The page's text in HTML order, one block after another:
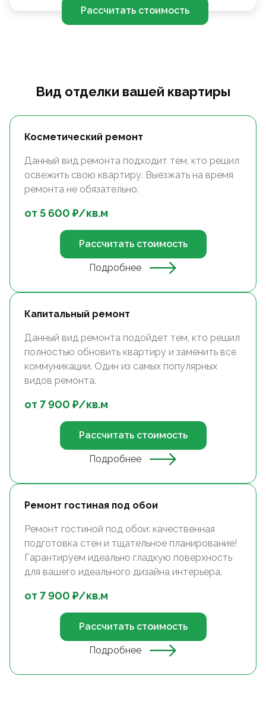
Рассчитать стоимость
Вид отделки вашей квартиры
Косметический ремонт
Данный вид ремонта подходит тем, кто решил
освежить свою квартиру. Выезжать на время
ремонта не обязательно.
от 5 600 ₽/кв.м
Рассчитать стоимость
Подробнее
Капитальный ремонт
Данный вид ремонта подойдет тем, кто решил
полностью обновить квартиру и заменить все
коммуникации. Один из самых популярных
видов ремонта.
от 7 900 ₽/кв.м
Рассчитать стоимость
Подробнее
Ремонт гостиная под обои
Ремонт гостиной под обои: качественная
подготовка стен и тщательное планирование!
Гарантируем идеально гладкую поверхность
для вашего идеального дизайна интерьера.
от 7 900 ₽/кв.м
Рассчитать стоимость
Подробнее